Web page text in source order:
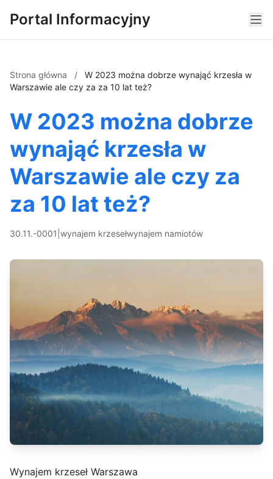
Portal Informacyjny
Strona główna /
W 2023 można dobrze wynająć krzesła w
Warszawie ale czy za za 10 lat też?
W 2023 można dobrze
wynająć krzesła w
Warszawie ale czy za
za 10 lat też?
30.11.-0001 wynajem krzesełwynajem namiotów
Wynajem krzeseł Warszawa